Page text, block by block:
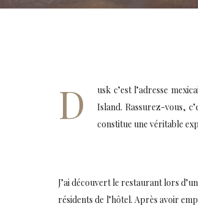
D
usk c’est l’adresse
Island. Rassurez-vous,
constitue une véritable
J’ai découvert le restaurant lors
résidents de l’hôtel. Après avoir